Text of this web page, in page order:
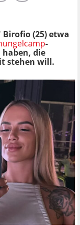
Birofio (25) etwa
-
die
stehen will.